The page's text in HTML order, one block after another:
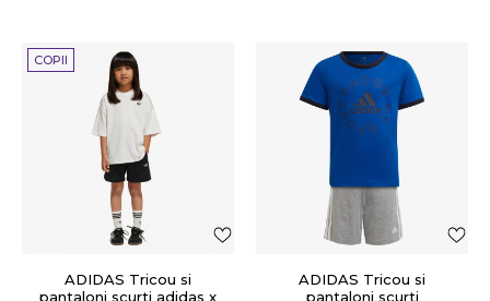
COPII
ADIDAS Tricou si
pantaloni scurti adidas x
ADIDAS Tricou si
pantaloni scurti